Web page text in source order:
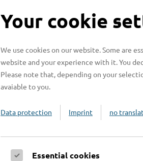
Your cookie
We use cookies on our website. Some are
website and your experience with it. You
Please note that, depending on your
avaiable to you.
Data protection Imprint no
Essential cookies